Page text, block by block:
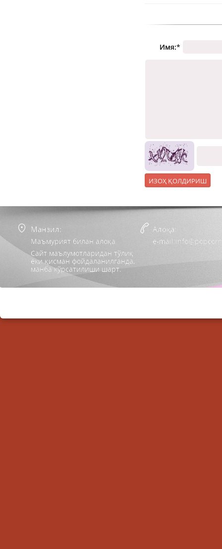
Имя:*
Манзил:
Маъмурият билан алоқа
Сайт маълумотларидан тўлиқ
ёки қисман фойдаланилганда,
манба кўрсатилиши шарт.
Алоқа:
e-